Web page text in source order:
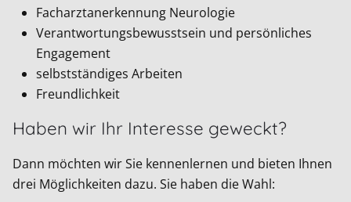
Facharztanerkennung Neurologie
Verantwortungsbewusstsein und persönliches
Engagement
selbstständiges Arbeiten
Freundlichkeit
Haben wir Ihr Interesse geweckt?
Dann möchten wir Sie kennenlernen und bieten Ihnen
drei Möglichkeiten dazu. Sie haben die Wahl: